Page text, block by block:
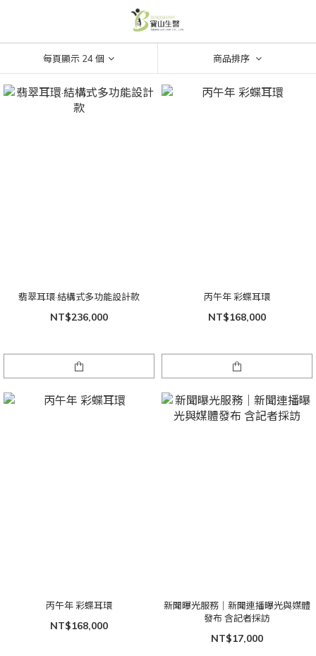
每頁顯示 24 個 商品排序
翡翠耳環·結構式多功能設計款
NT$236,000
丙午年 彩蝶耳環
NT$168,000
丙午年 彩蝶耳環
NT$168,000
新聞曝光服務｜新聞連播曝光與媒體
發布 含記者採訪
NT$17,000